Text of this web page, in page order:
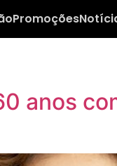
Promoções
anos